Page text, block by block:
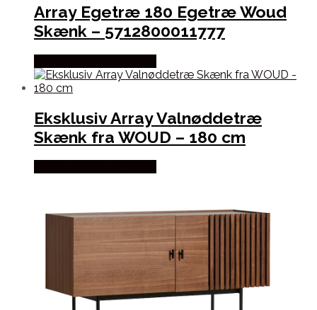
Array Egetræ 180 Egetræ Woud
Skænk – 5712800011777
Eksklusiv Array Valnøddetræ
Skænk fra WOUD – 180 cm